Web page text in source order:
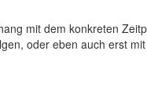
mit dem konkreten
oder eben auch erst